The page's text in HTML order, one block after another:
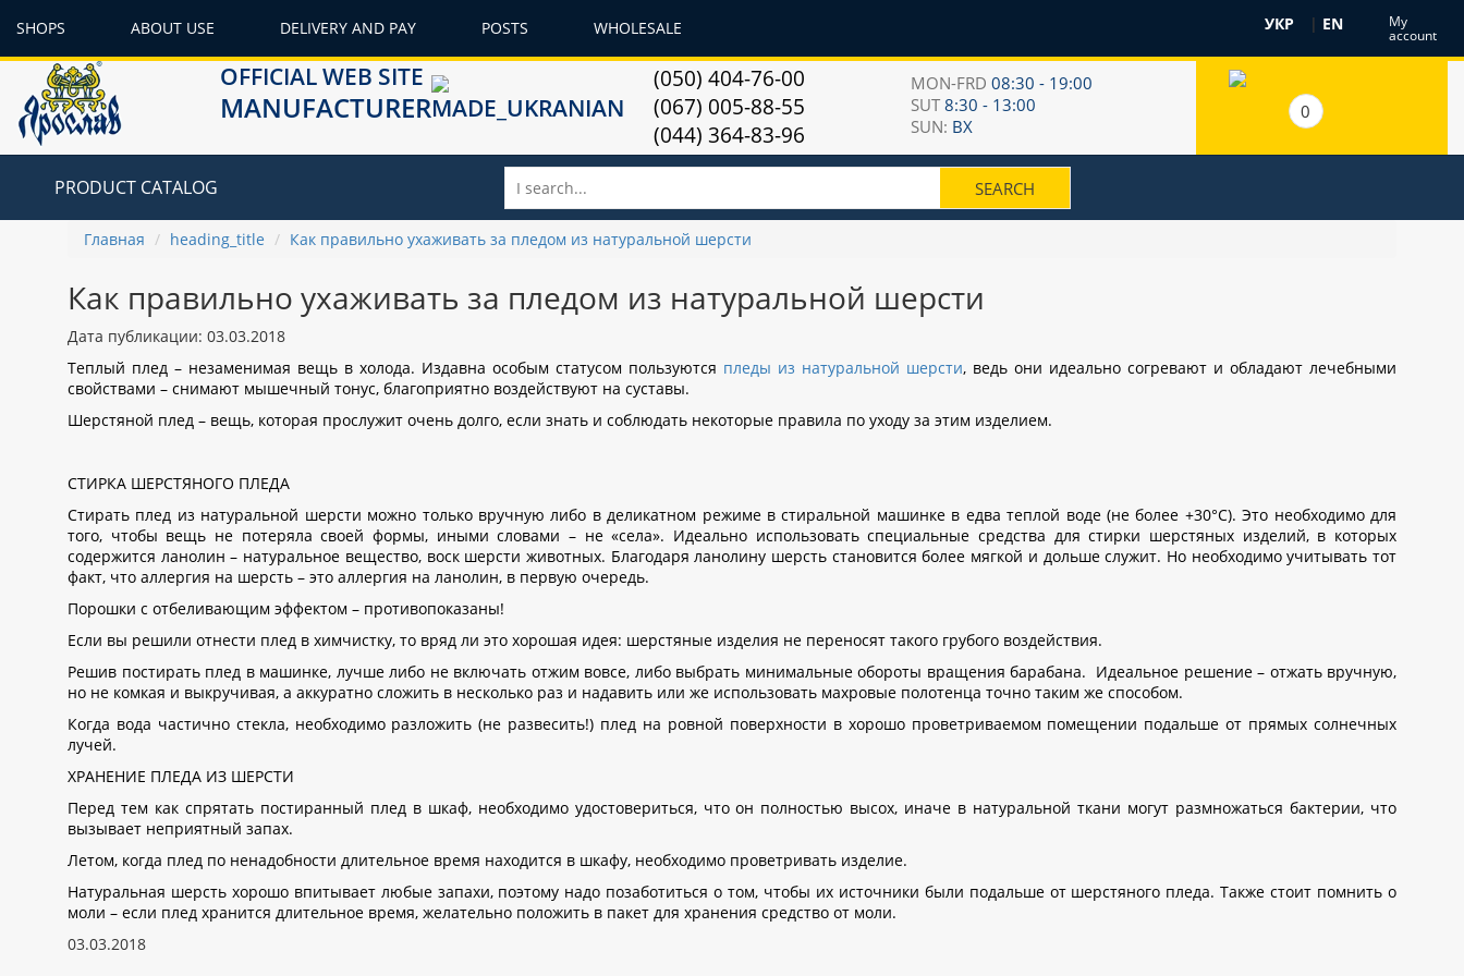
SHOPS ABOUT USE DELIVERY AND PAY POSTS WHOLESALE УКР | EN My
account
OFFICIAL WEB SITE
MANUFACTURER
(050) 404-76-00
(067) 005-88-55
(044) 364-83-96
MON-FRD08:30 - 19:00
SUT8:30 - 13:00
SUN: ВХ
0
PRODUCT CATALOG
Главная heading_title Как правильно ухаживать за пледом из натуральной шерсти
Как правильно ухаживать за пледом из натуральной шерсти
Дата публикации: 03.03.2018
Теплый плед – незаменимая вещь в холода. Издавна особым статусом пользуются пледы из натуральной шерсти, ведь они идеально согревают и обладают лечебными
свойствами – снимают мышечный тонус, благоприятно воздействуют на суставы.
Шерстяной плед – вещь, которая прослужит очень долго, если знать и соблюдать некоторые правила по уходу за этим изделием.
СТИРКА ШЕРСТЯНОГО ПЛЕДА
Стирать плед из натуральной шерсти можно только вручную либо в деликатном режиме в стиральной машинке в едва теплой воде (не более +30°С). Это необходимо для
того, чтобы вещь не потеряла своей формы, иными словами – не «села». Идеально использовать специальные средства для стирки шерстяных изделий, в которых
содержится ланолин – натуральное вещество, воск шерсти животных. Благодаря ланолину шерсть становится более мягкой и дольше служит. Но необходимо учитывать тот
факт, что аллергия на шерсть – это аллергия на ланолин, в первую очередь.
Порошки с отбеливающим эффектом – противопоказаны!
Если вы решили отнести плед в химчистку, то вряд ли это хорошая идея: шерстяные изделия не переносят такого грубого воздействия.
Решив постирать плед в машинке, лучше либо не включать отжим вовсе, либо выбрать минимальные обороты вращения барабана. Идеальное решение – отжать вручную,
но не комкая и выкручивая, а аккуратно сложить в несколько раз и надавить или же использовать махровые полотенца точно таким же способом.
Когда вода частично стекла, необходимо разложить (не развесить!) плед на ровной поверхности в хорошо проветриваемом помещении подальше от прямых солнечных
лучей.
ХРАНЕНИЕ ПЛЕДА ИЗ ШЕРСТИ
Перед тем как спрятать постиранный плед в шкаф, необходимо удостовериться, что он полностью высох, иначе в натуральной ткани могут размножаться бактерии, что
вызывает неприятный запах.
Летом, когда плед по ненадобности длительное время находится в шкафу, необходимо проветривать изделие.
Натуральная шерсть хорошо впитывает любые запахи, поэтому надо позаботиться о том, чтобы их источники были подальше от шерстяного пледа. Также стоит помнить о
моли – если плед хранится длительное время, желательно положить в пакет для хранения средство от моли.
03.03.2018